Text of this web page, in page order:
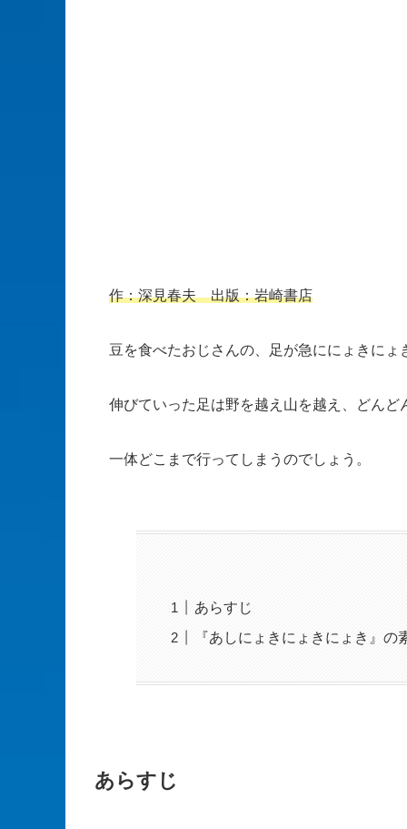
作：深見春夫 出版：岩崎書店
豆を食べたおじさんの、足が急ににょきにょ
伸びていった足は野を越え山を越え、どんど
一体どこまで行ってしまうのでしょう。
あらすじ
『あしにょきにょきにょき』の
あらすじ